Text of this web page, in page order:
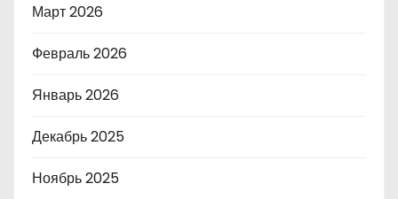
Март 2026
Февраль 2026
Январь 2026
Декабрь 2025
Ноябрь 2025